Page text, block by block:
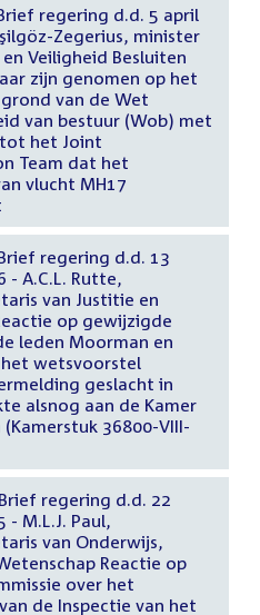
regering d.d. 5 april
Zegerius, minister
Veiligheid Besluiten
zijn genomen op het
van de Wet
van bestuur (Wob) met
het Joint
Team dat het
vlucht MH17
regering d.d. 13
- A.C.L. Rutte,
van Justitie en
op gewijzigde
leden Moorman en
het wetsvoorstel
geslacht in
alsnog aan de Kamer
36800-VIII-
regering d.d. 22
- M.L.J. Paul,
van Onderwijs,
Reactie op
over het
de Inspectie van het